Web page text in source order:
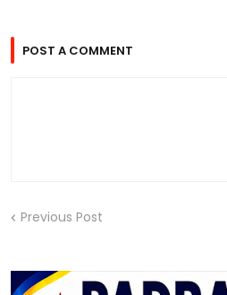
POST A COMMENT
Previous Post